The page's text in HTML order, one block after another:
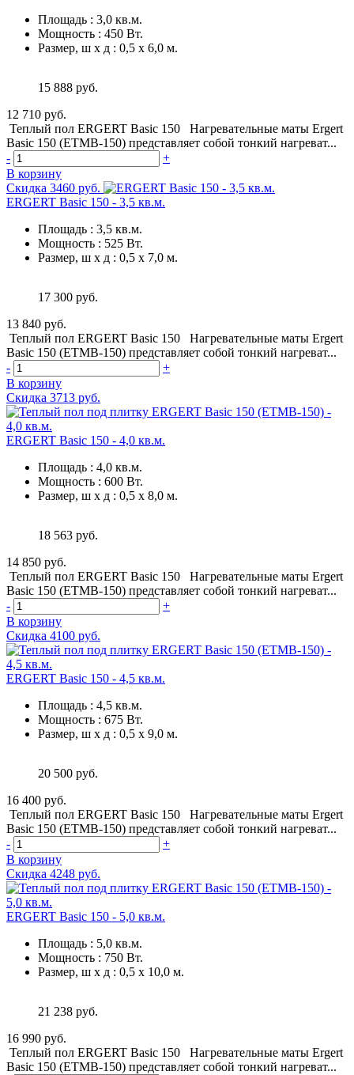
Площадь : 3,0 кв.м.
Мощность : 450 Вт.
Размер, ш х д : 0,5 х 6,0 м.
15 888 руб.
12 710 руб.
Теплый пол ERGERT Basic 150 Нагревательные маты Ergert
Basic 150 (ETMB-150) представляет собой тонкий нагреват...
-
+
В корзину
Скидка 3460 руб.
ERGERT Basic 150 - 3,5 кв.м.
Площадь : 3,5 кв.м.
Мощность : 525 Вт.
Размер, ш х д : 0,5 х 7,0 м.
17 300 руб.
13 840 руб.
Теплый пол ERGERT Basic 150 Нагревательные маты Ergert
Basic 150 (ETMB-150) представляет собой тонкий нагреват...
-
+
В корзину
Скидка 3713 руб.
ERGERT Basic 150 - 4,0 кв.м.
Площадь : 4,0 кв.м.
Мощность : 600 Вт.
Размер, ш х д : 0,5 х 8,0 м.
18 563 руб.
14 850 руб.
Теплый пол ERGERT Basic 150 Нагревательные маты Ergert
Basic 150 (ETMB-150) представляет собой тонкий нагреват...
-
+
В корзину
Скидка 4100 руб.
ERGERT Basic 150 - 4,5 кв.м.
Площадь : 4,5 кв.м.
Мощность : 675 Вт.
Размер, ш х д : 0,5 х 9,0 м.
20 500 руб.
16 400 руб.
Теплый пол ERGERT Basic 150 Нагревательные маты Ergert
Basic 150 (ETMB-150) представляет собой тонкий нагреват...
-
+
В корзину
Скидка 4248 руб.
ERGERT Basic 150 - 5,0 кв.м.
Площадь : 5,0 кв.м.
Мощность : 750 Вт.
Размер, ш х д : 0,5 х 10,0 м.
21 238 руб.
16 990 руб.
Теплый пол ERGERT Basic 150 Нагревательные маты Ergert
Basic 150 (ETMB-150) представляет собой тонкий нагреват...